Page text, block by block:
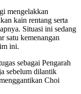
mengelakkan
kain rentang serta
Situasi ini sedang
satu kemenangan
ini.
sebagai Pengarah
sebelum dilantik
Choi